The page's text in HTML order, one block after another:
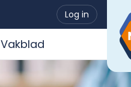
Log in
Vakblad